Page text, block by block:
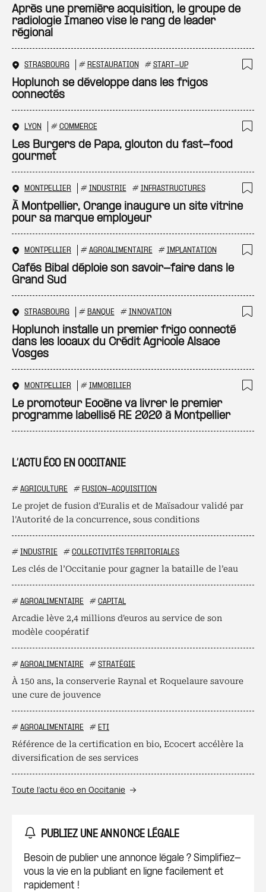
L’ACTU ÉCO EN OCCITANIE
# AGRICULTURE # FUSION-ACQUISITION
Le projet de fusion d'Euralis et de Maïsadour validé par
l'Autorité de la concurrence, sous conditions
# INDUSTRIE # COLLECTIVITÉS TERRITORIALES
Les clés de l’Occitanie pour gagner la bataille de l’eau
# AGROALIMENTAIRE # CAPITAL
Arcadie lève 2,4 millions d'euros au service de son
modèle coopératif
# AGROALIMENTAIRE # STRATÉGIE
À 150 ans, la conserverie Raynal et Roquelaure savoure
une cure de jouvence
# AGROALIMENTAIRE # ETI
Référence de la certification en bio, Ecocert accélère la
diversification de ses services
Toute l’actu éco en Occitanie
PUBLIEZ UNE ANNONCE LÉGALE
Besoin de publier une annonce légale ? Simplifiez-
vous la vie en la publiant en ligne facilement et
rapidement !
Après une première acquisition, le groupe de
radiologie Imaneo vise le rang de leader
régional
STRASBOURG # RESTAURATION # START-UP
Hoplunch se développe dans les frigos
connectés
LYON # COMMERCE
Les Burgers de Papa, glouton du fast-food
gourmet
MONTPELLIER # INDUSTRIE # INFRASTRUCTURES
À Montpellier, Orange inaugure un site vitrine
pour sa marque employeur
MONTPELLIER # AGROALIMENTAIRE # IMPLANTATION
Cafés Bibal déploie son savoir-faire dans le
Grand Sud
STRASBOURG # BANQUE # INNOVATION
Hoplunch installe un premier frigo connecté
dans les locaux du Crédit Agricole Alsace
Vosges
MONTPELLIER # IMMOBILIER
Le promoteur Eocène va livrer le premier
programme labellisé RE 2020 à Montpellier